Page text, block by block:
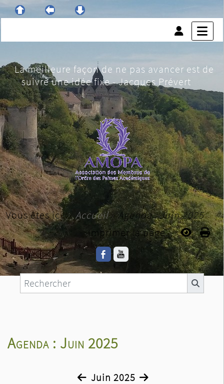
La meilleure façon de ne pas avancer est de
suivre une idée fixe - Jacques Prévert
Vous êtes ici :Accueil»Agenda : Juin 2025
Imprimer la page...
Agenda : Juin 2025
Juin 2025